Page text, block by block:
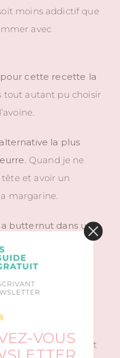
moins addictif que
avec
pour cette recette la
tout autant pu choisir
la plus
Quand je ne
et avoir un
margarine.
butternut dans une
pas de
avais pas mal en
cette recette !
neutre de la
des épices
pouvez également
VOUS